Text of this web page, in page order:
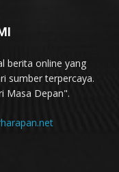
berita online yang
sumber terpercaya.
Masa Depan".